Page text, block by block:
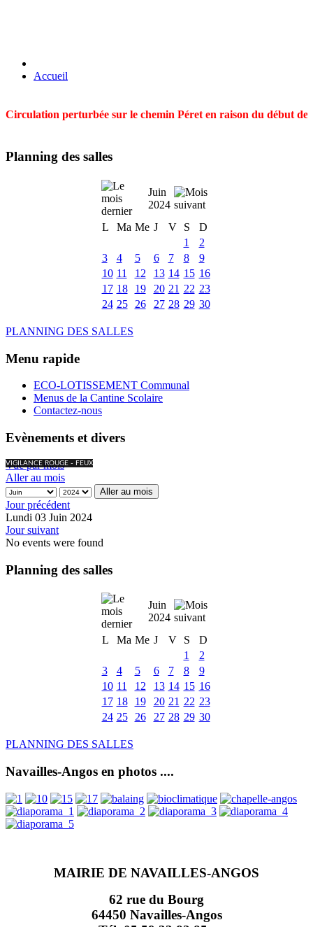
Accueil
Circulation perturbée sur le chemin Péret en raison du début
Planning des salles
Juin
2024
L
Ma Me J V S
D
1
2
3
4 5 6 7 8
9
10 11 12 13 14 15 16
17 18 19 20 21 22 23
24 25 26 27 28 29 30
PLANNING DES SALLES
Menu rapide
ECO-LOTISSEMENT Communal
Menus de la Cantine Scolaire
Contactez-nous
Evènements et divers
VIGILANCE ROUGE - FEUX
Vue par mois
Aller au mois
Aller au mois
Jour précédent
Lundi 03 Juin 2024
Jour suivant
No events were found
Planning des salles
Juin
2024
L
Ma Me J V S
D
1
2
3
4 5 6 7 8
9
10 11 12 13 14 15 16
17 18 19 20 21 22 23
24 25 26 27 28 29 30
PLANNING DES SALLES
Navailles-Angos en photos ....
MAIRIE DE NAVAILLES-ANGOS
62 rue du Bourg
64450 Navailles-Angos